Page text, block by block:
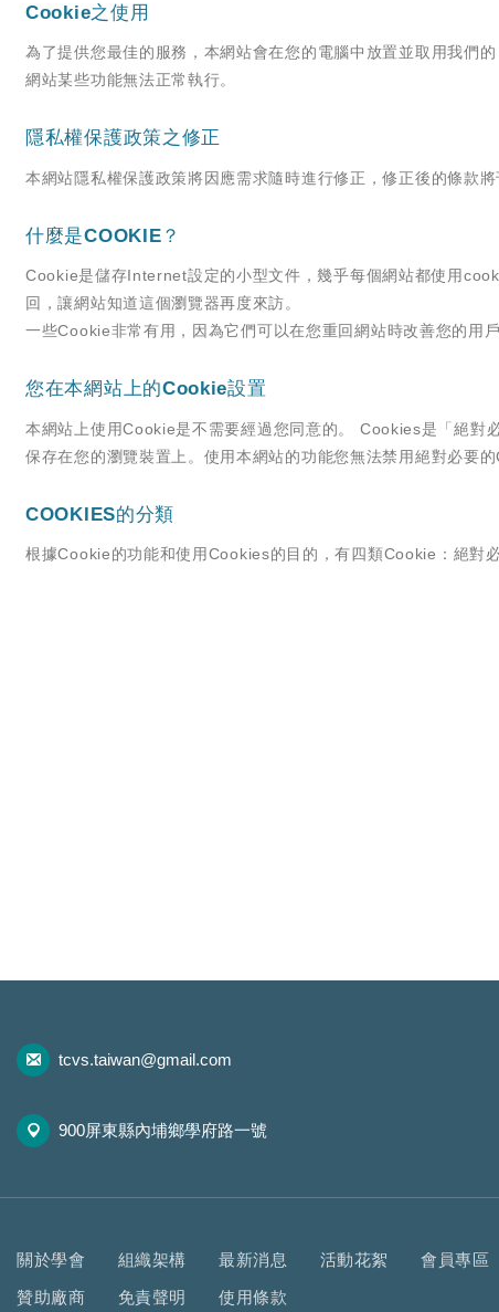
tcvs.taiwan@gmail.com
900屏東縣內埔鄉學府路一號
關於學會 組織架構 最新消息 活動花絮 會員專區
贊助廠商
免責聲明 使用條款